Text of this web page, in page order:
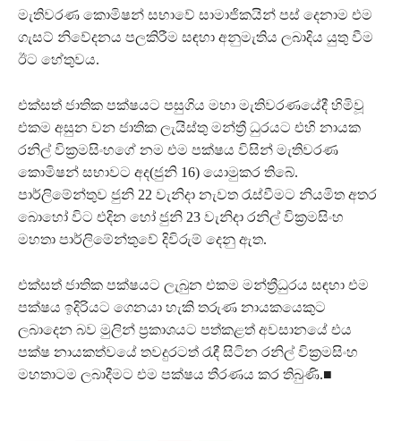
මැතිවරණ කොමිෂන් සභාවේ සාමාජිකයින් පස් දෙනාම එම
ගැසට් නිවේදනය පලකිරීම සඳහා අනුමැතිය ලබාදිය යුතු වීම
ඊට හේතුවය.
එක්සත් ජාතික පක්ෂයට පසුගිය මහා මැතිවරණයේදී හිමිවූ
එකම අසුන වන ජාතික ලැයිස්තු මන්ත්‍රී ධුරයට එහි නායක
රනිල් වික්‍රමසිංහගේ නම එම පක්ෂය විසින් මැතිවරණ
කොමිෂන් සභාවට අද(ජුනි 16) යොමුකර තිබේ.
පාර්ලිමේන්තුව ජුනි 22 වැනිදා නැවත රැස්වීමට නියමිත අතර
බොහෝ විට එදින හෝ ජුනි 23 වැනිදා රනිල් වික්‍රමසිංහ
මහතා පාර්ලිමේන්තුවේ දිවිරුම් දෙනු ඇත.
එක්සත් ජාතික පක්ෂයට ලැබුන එකම මන්ත්‍රීධුරය සඳහා එම
පක්ෂය ඉදිරියට ගෙනයා හැකි තරුණ නායකයෙකුට
ලබාදෙන බව මුලින් ප්‍රකාශයට පත්කළත් අවසානයේ එය
පක්ෂ නායකත්වයේ තවදුරටත් රැඳී සිටින රනිල් වික්‍රමසිංහ
මහතාටම ලබාදීමට එම පක්ෂය තීරණය කර තිබුණි.■